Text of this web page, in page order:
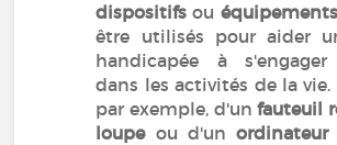
dispositifsou équipements
être utilisés pour aider
handicapée à
dans les activités de la
par exemple, d'unfauteuil
loupe ou d'un